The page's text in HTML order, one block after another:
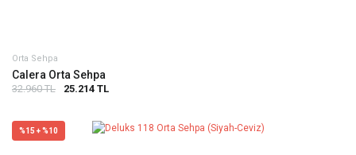
Orta Sehpa
Calera Orta Sehpa
32.960 TL 25.214 TL
%15 + %10